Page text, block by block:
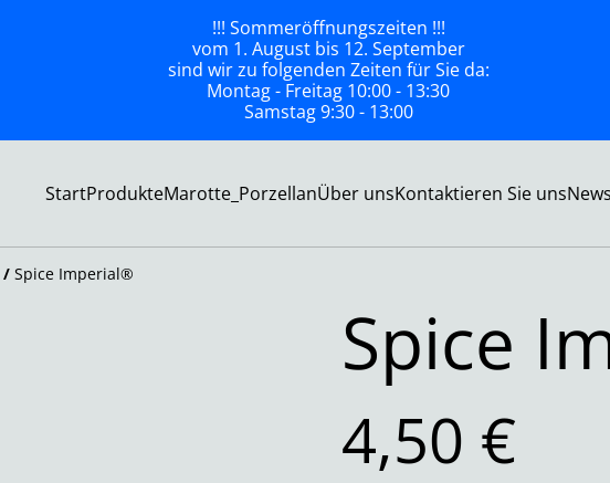
!!! Sommeröffnungszeiten !!!
vom 1. August bis 12. September
sind wir zu folgenden Zeiten für Sie da:
Montag - Freitag 10:00 - 13:30
Samstag 9:30 - 13:00
StartProdukteMarotte_PorzellanÜber unsKontaktieren Sie unsNews
/ Spice Imperial®
Spice
4,50 €